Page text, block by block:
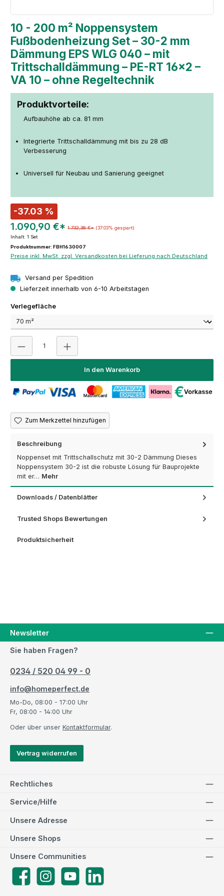
10 - 200 m² Noppensystem
Fußbodenheizung Set – 30-2 mm
Dämmung EPS WLG 040 – mit
Trittschalldämmung – PE-RT 16×2 –
VA 10 – ohne Regeltechnik
Produktvorteile:
Aufbauhöhe ab ca. 81 mm
Integrierte Trittschalldämmung mit bis zu 28 dB
Verbesserung
Universell für Neubau und Sanierung geeignet
-37.03 %
1.090,90 €* 1.732,38 €* (37.03% gespart)
Inhalt: 1 Set
Produktnummer: FBH1630007
Preise inkl. MwSt. zzgl. Versandkosten bei Lieferung nach Deutschland
Versand per Spedition
Lieferzeit innerhalb von 6-10 Arbeitstagen
Verlegeflächeauswählen
Produkt Anzahl: Gib den gewünschten Wert ein
In den Warenkorb
Zum Merkzettel hinzufügen
Beschreibung
Noppenset mit Trittschallschutz mit 30-2 Dämmung Dieses
Noppensystem 30-2 ist die robuste Lösung für Bauprojekte
mit er… Mehr
Downloads / Datenblätter
Trusted Shops Bewertungen
Produktsicherheit
Newsletter
Sie haben Fragen?
0234 / 520 04 99 - 0
info@homeperfect.de
Mo-Do, 08:00 - 17:00 Uhr
Fr, 08:00 - 14:00 Uhr
Oder über unser Kontaktformular.
Vertrag widerrufen
Rechtliches
Service/Hilfe
Unsere Adresse
Unsere Communities
FacebookInstagramYouTube
Unsere Shops